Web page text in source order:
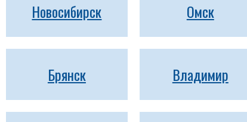
Новосибирск Омск
Брянск Владимир